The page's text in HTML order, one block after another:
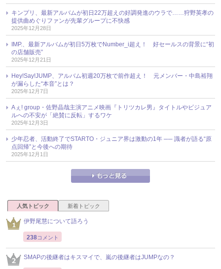
キンプリ、最新アルバムが初日22万超えの好調発進のウラで……狩野英孝の
提供曲めぐりファンが先輩グループに不快感
2025年12月28日
IMP.、最新アルバムが初日5万枚でNumber_i超え！ 好セールスの背景に“初
の店舗販売”
2025年12月21日
Hey!Say!JUMP、アルバム初週20万枚で前作超え！ 元メンバー・中島裕翔
が漏らした“本音”とは？
2025年12月7日
Aぇ! group・佐野晶哉主演アニメ映画『トリツカレ男』タイトルやビジュア
ルへの不安が「絶賛に反転」するワケ
2025年12月3日
少年忍者、活動終了でSTARTO・ジュニア界は激動の1年 ── 識者が語る“原
点回帰”と今後への期待
2025年12月1日
人気トピック 新着トピック
伊野尾慧について語ろう
238コメント
SMAPの後継者はキスマイで、嵐の後継者はJUMPなの？